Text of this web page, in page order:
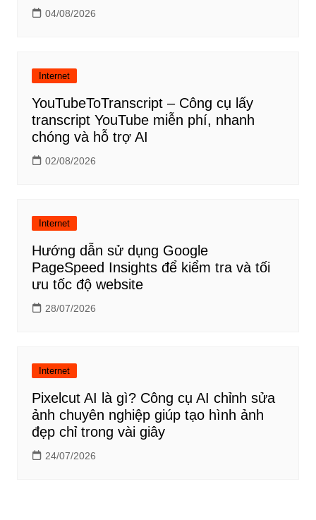
04/08/2026
Internet
YouTubeToTranscript – Công cụ lấy
transcript YouTube miễn phí, nhanh
chóng và hỗ trợ AI
02/08/2026
Internet
Hướng dẫn sử dụng Google
PageSpeed Insights để kiểm tra và tối
ưu tốc độ website
28/07/2026
Internet
Pixelcut AI là gì? Công cụ AI chỉnh sửa
ảnh chuyên nghiệp giúp tạo hình ảnh
đẹp chỉ trong vài giây
24/07/2026